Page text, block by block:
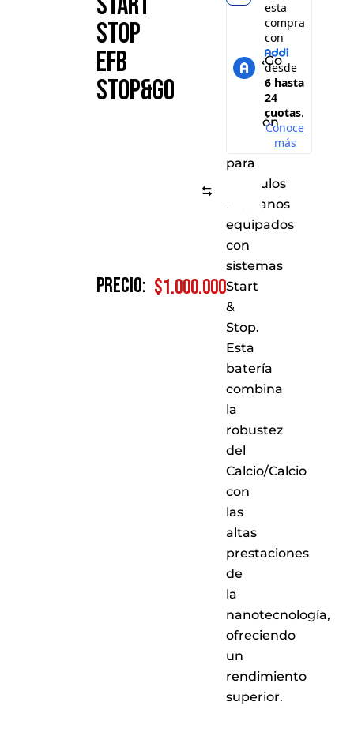
Stop
EFB
Stop&Go
Precio: $1.000.000
Stop&Go
es
elección
para
vehículos
medianos
equipados
con
sistemas
Start
&
Stop.
Esta
batería
combina
la
robustez
del
Calcio/Calcio
con
las
altas
prestaciones
de
la
nanotecnología,
ofreciendo
un
rendimiento
superior.
Comparar